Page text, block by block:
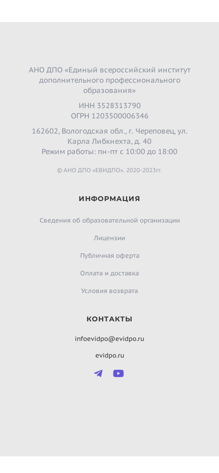
АНО ДПО «Единый всероссийский институт
дополнительного профессионального
образования»
ИНН 3528313790
ОГРН 1203500006346
162602, Вологодская обл., г. Череповец, ул.
Карла Либкнехта, д. 40
Режим работы: пн-пт с 10:00 до 18:00
© АНО ДПО «ЕВИДПО». 2020-2023гг.
ИНФОРМАЦИЯ
Сведения об образовательной организации
Лицензии
Публичная оферта
Оплата и доставка
Условия возврата
КОНТАКТЫ
infoevidpo@evidpo.ru
evidpo.ru